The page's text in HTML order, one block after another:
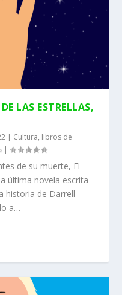
LAS ESTRELLAS,
| Cultura, libros de
|
de su muerte, El
última novela escrita
historia de Darrell
a…